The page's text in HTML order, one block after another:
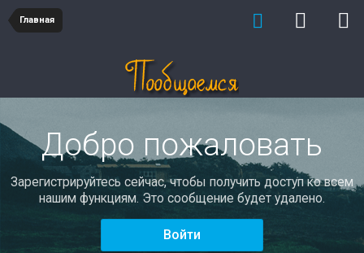
Главная
Добро пожаловать
Зарегистрируйтесь сейчас, чтобы получить доступ ко всем
нашим функциям. Это сообщение будет удалено.
Войти